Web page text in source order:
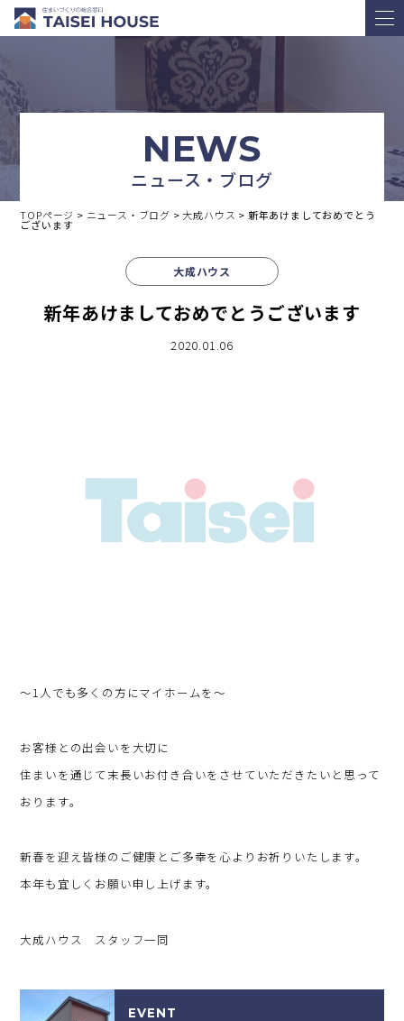
NEWS
ニュース・ブログ
TOPページ > ニュース・ブログ > 大成ハウス > 新年あけましておめでとう
ございます
大成ハウス
新年あけましておめでとうございます
2020.01.06
～1人でも多くの方にマイホームを～
お客様との出会いを大切に
住まいを通じて末長いお付き合いをさせていただきたいと思って
おります。
新春を迎え皆様のご健康とご多幸を心よりお祈りいたします。
本年も宜しくお願い申し上げます。
大成ハウス スタッフ一同
EVENT